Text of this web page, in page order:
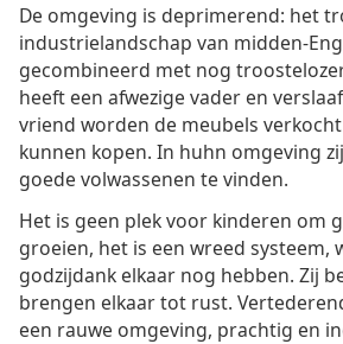
De omgeving is deprimerend: het
industrielandschap van midden-
gecombineerd met nog
heeft een afwezige vader en
vriend worden de meubels
kunnen kopen. In huhn omgeving
goede volwassenen te vinden.
Het is geen plek voor kinderen om
groeien, het is een wreed systeem,
godzijdank elkaar nog hebben. Zij
brengen elkaar tot rust.
een rauwe omgeving, prachtig en